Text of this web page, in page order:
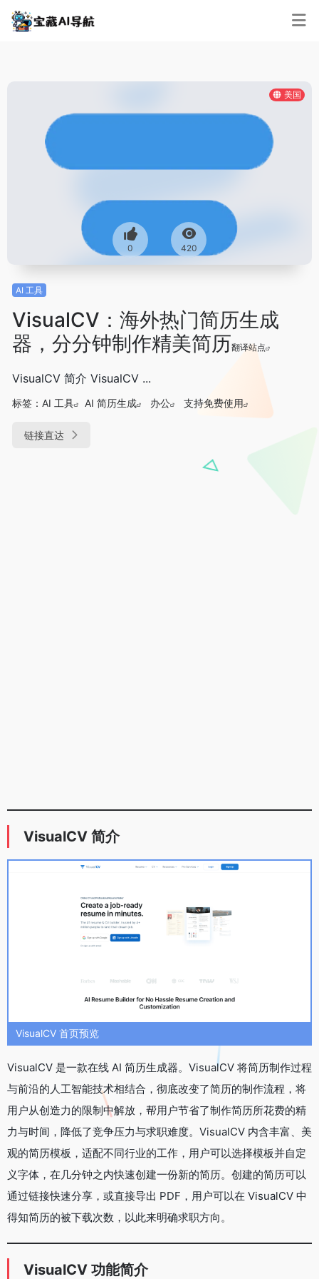
美国
0 420
AI 工具
VisualCV：海外热门简历生成
器，分分钟制作精美简历翻译站点
VisualCV 简介 VisualCV ...
标签： AI 工具 AI 简历生成 办公 支持免费使用
链接直达
VisualCV 简介
VisualCV 首页预览
VisualCV 是一款在线 AI 简历生成器。VisualCV 将简历制作过程
与前沿的人工智能技术相结合，彻底改变了简历的制作流程，将
用户从创造力的限制中解放，帮用户节省了制作简历所花费的精
力与时间，降低了竞争压力与求职难度。VisualCV 内含丰富、美
观的简历模板，适配不同行业的工作，用户可以选择模板并自定
义字体，在几分钟之内快速创建一份新的简历。创建的简历可以
通过链接快速分享，或直接导出 PDF，用户可以在 VisualCV 中
得知简历的被下载次数，以此来明确求职方向。
VisualCV 功能简介